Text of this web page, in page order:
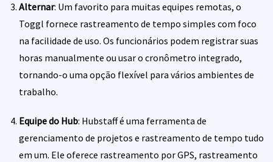
Alternar: Um favorito para muitas equipes remotas, o
Toggl fornece rastreamento de tempo simples com foco
na facilidade de uso. Os funcionários podem registrar suas
horas manualmente ou usar o cronômetro integrado,
tornando-o uma opção flexível para vários ambientes de
trabalho.
Equipe do Hub: Hubstaff é uma ferramenta de
gerenciamento de projetos e rastreamento de tempo tudo
em um. Ele oferece rastreamento por GPS, rastreamento